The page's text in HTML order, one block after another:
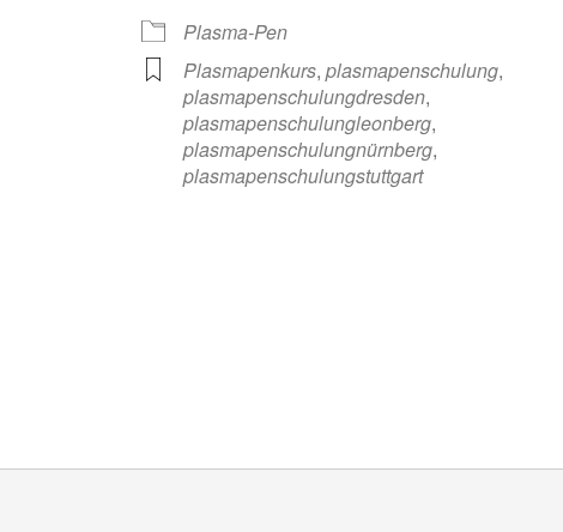
Plasma-Pen
Plasmapenkurs, plasmapenschulung,
plasmapenschulungdresden,
plasmapenschulungleonberg,
plasmapenschulungnürnberg,
plasmapenschulungstuttgart